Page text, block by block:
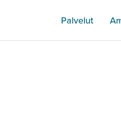
Palvelut